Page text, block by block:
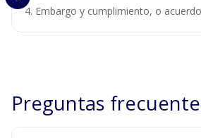
Embargo y cumplimiento, o
Preguntas